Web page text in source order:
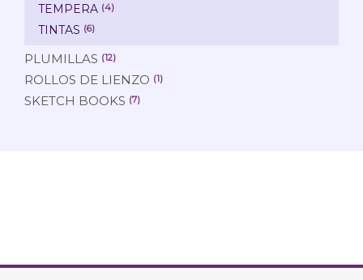
TEMPERA (4)
TINTAS (6)
PLUMILLAS (12)
ROLLOS DE LIENZO (1)
SKETCH BOOKS (7)